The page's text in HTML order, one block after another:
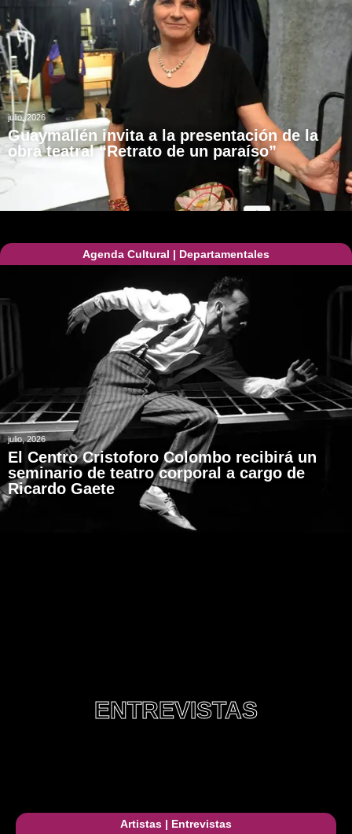
julio, 2026
Guaymallén invita a la presentación de la
obra teatral “Retrato de un paraíso”
Agenda Cultural | Departamentales
julio, 2026
El Centro Cristoforo Colombo recibirá un
seminario de teatro corporal a cargo de
Ricardo Gaete
ENTREVISTAS
Artistas | Entrevistas